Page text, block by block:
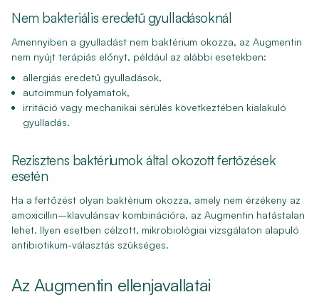
Nem bakteriális eredetű gyulladásoknál
Amennyiben a gyulladást nem baktérium okozza, az Augmentin
nem nyújt terápiás előnyt, például az alábbi esetekben:
allergiás eredetű gyulladások,
autoimmun folyamatok,
irritáció vagy mechanikai sérülés következtében kialakuló
gyulladás.
Rezisztens baktériumok által okozott fertőzések
esetén
Ha a fertőzést olyan baktérium okozza, amely nem érzékeny az
amoxicillin–klavulánsav kombinációra, az Augmentin hatástalan
lehet. Ilyen esetben célzott, mikrobiológiai vizsgálaton alapuló
antibiotikum-választás szükséges.
Az Augmentin ellenjavallatai